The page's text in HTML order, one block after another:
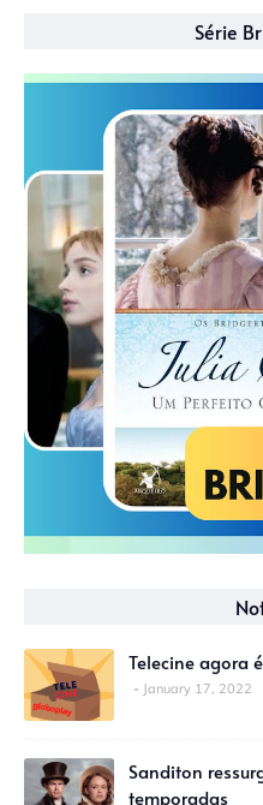
Série
Telecine agora
January 17, 2022
Sanditon
temporadas